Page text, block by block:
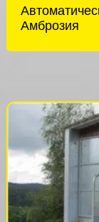
Амброзия